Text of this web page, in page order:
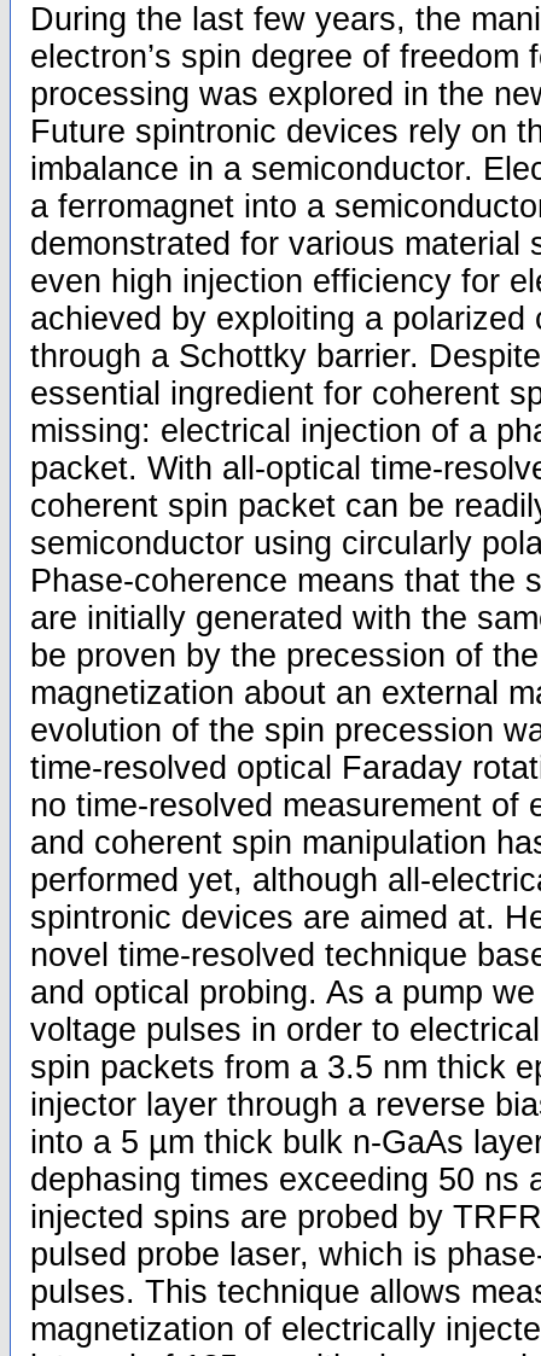
During the last few years, the
electron’s spin degree of freedom
processing was explored in the
Future spintronic devices rely on
imbalance in a semiconductor.
a ferromagnet into a
demonstrated for various material
even high injection efficiency for
achieved by exploiting a polarized
through a Schottky barrier.
essential ingredient for coherent
missing: electrical injection of a
packet. With all-optical time-
coherent spin packet can be
semiconductor using circularly
Phase-coherence means that the
are initially generated with the
be proven by the precession of
magnetization about an external
evolution of the spin precession
time-resolved optical Faraday
no time-resolved measurement of
and coherent spin manipulation
performed yet, although all-
spintronic devices are aimed at.
novel time-resolved technique
and optical probing. As a pump
voltage pulses in order to
spin packets from a 3.5 nm thick
injector layer through a reverse
into a 5 µm thick bulk n-GaAs
dephasing times exceeding 50 ns
injected spins are probed by
pulsed probe laser, which is
pulses. This technique allows
magnetization of electrically